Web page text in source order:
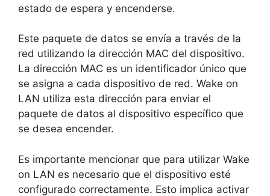
estado de espera y encenderse.
Este paquete de datos se envía a través de la
red utilizando la dirección MAC del dispositivo.
La dirección MAC es un identificador único que
se asigna a cada dispositivo de red. Wake on
LAN utiliza esta dirección para enviar el
paquete de datos al dispositivo específico que
se desea encender.
Es importante mencionar que para utilizar Wake
on LAN es necesario que el dispositivo esté
configurado correctamente. Esto implica activar